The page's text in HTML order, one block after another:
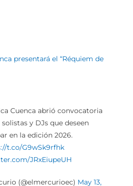
presentará el “Réquiem de
Cuenca abrió convocatoria
solistas y DJs que deseen
en la edición 2026.
t.co/G9wSk9rfhk
JRxEiupeUH
(@elmercurioec) May 13,